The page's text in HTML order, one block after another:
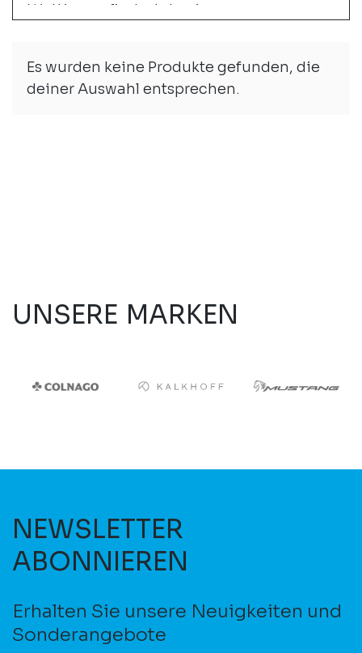
Wettingen findest du eine grosse
Es wurden keine Produkte gefunden, die
deiner Auswahl entsprechen.
UNSERE MARKEN
NEWSLETTER
ABONNIEREN
Erhalten Sie unsere Neuigkeiten und
Sonderangebote